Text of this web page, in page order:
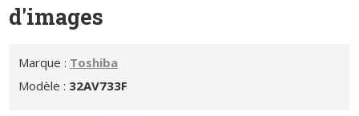
d'images
Marque : Toshiba
Modèle : 32AV733F